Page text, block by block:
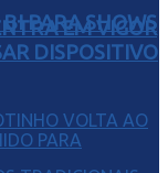
PARA SHOWS
EM VIGOR
DISPOSITIVO